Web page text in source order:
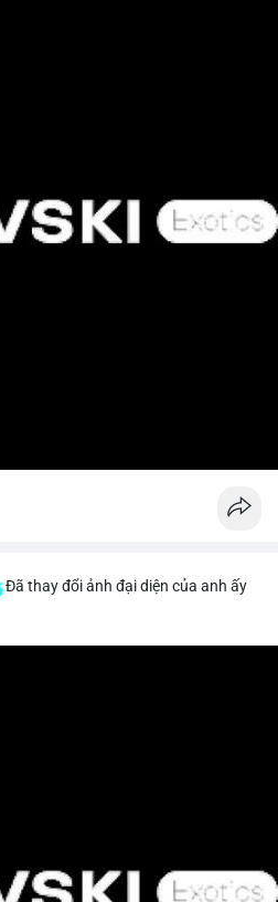
Đã thay đổi ảnh đại diện của anh ấy